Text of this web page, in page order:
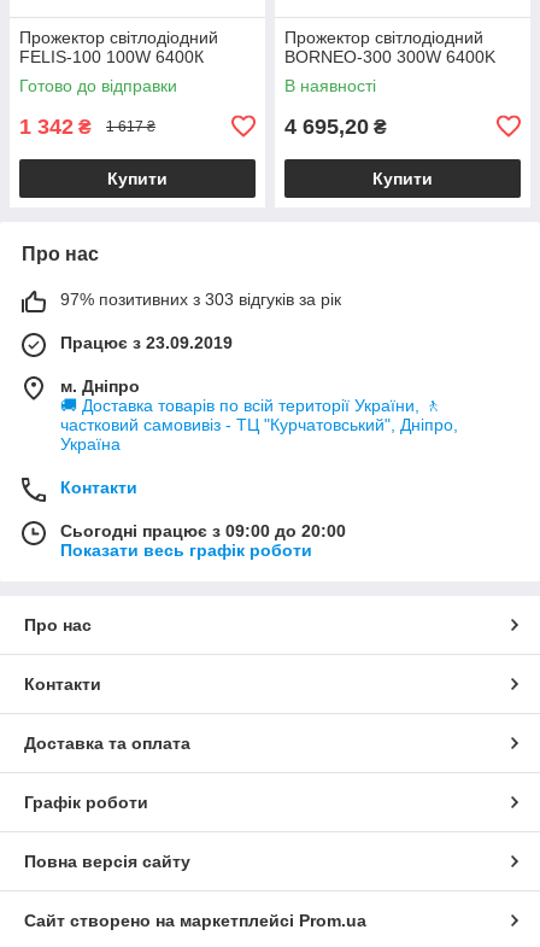
Прожектор світлодіодний
FELIS-100 100W 6400К
Готово до відправки
1 342 ₴ 1 617 ₴
Купити
Прожектор світлодіодний
BORNEO-300 300W 6400K
В наявності
4 695,20 ₴
Купити
Про нас
97% позитивних з 303 відгуків за рік
Працює з 23.09.2019
м. Дніпро
🚚 Доставка товарів по всій території України, 🚶
частковий самовивіз - ТЦ "Курчатовський", Дніпро,
Україна
Контакти
Сьогодні працює з 09:00 до 20:00
Показати весь графік роботи
Про нас
Контакти
Доставка та оплата
Графік роботи
Повна версія сайту
Сайт створено на маркетплейсі Prom.ua